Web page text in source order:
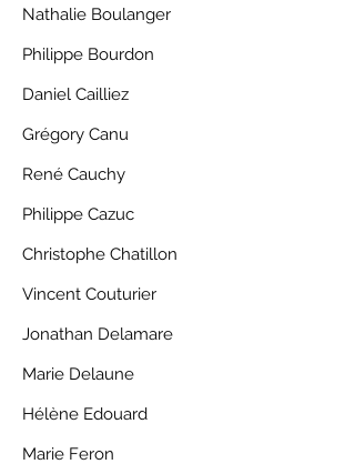
Nathalie Boulanger
Philippe Bourdon
Daniel Cailliez
Grégory Canu
René Cauchy
Philippe Cazuc
Christophe Chatillon
Vincent Couturier
Jonathan Delamare
Marie Delaune
Hélène Edouard
Marie Feron